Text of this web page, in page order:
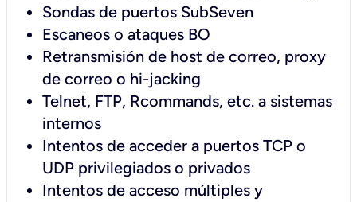
Sondas de puertos SubSeven
Escaneos o ataques BO
Retransmisión de host de correo, proxy
de correo o hi-jacking
Telnet, FTP, Rcommands, etc. a sistemas
internos
Intentos de acceder a puertos TCP o
UDP privilegiados o privados
Intentos de acceso múltiples y